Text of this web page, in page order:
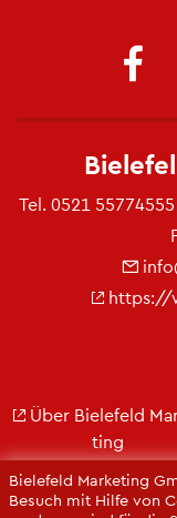
Bie­le­feld Mar­ke­ting
Be­such mit Hilfe von
Tel. 0521 55774555
https://​
Über Bie­le­feld
ting
Jobs
Kon­takt